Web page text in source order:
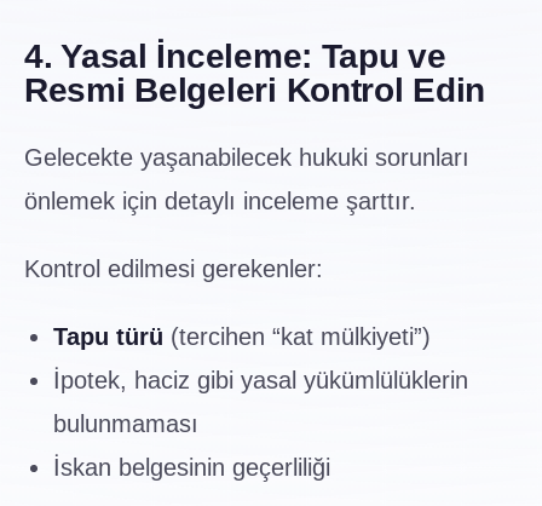
4. Yasal İnceleme: Tapu ve
Resmi Belgeleri Kontrol Edin
Gelecekte yaşanabilecek hukuki sorunları
önlemek için detaylı inceleme şarttır.
Kontrol edilmesi gerekenler:
Tapu türü (tercihen “kat mülkiyeti”)
İpotek, haciz gibi yasal yükümlülüklerin
bulunmaması
İskan belgesinin geçerliliği